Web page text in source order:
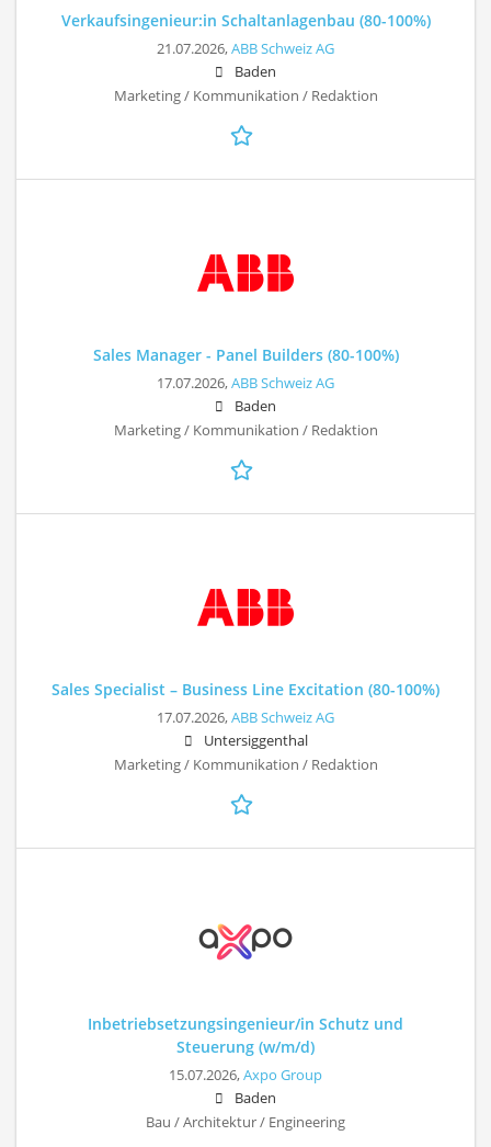
Verkaufsingenieur:in Schaltanlagenbau (80-100%)
21.07.2026,ABB Schweiz AG
Baden
Marketing / Kommunikation / Redaktion
Sales Manager - Panel Builders (80-100%)
17.07.2026,ABB Schweiz AG
Baden
Marketing / Kommunikation / Redaktion
Sales Specialist – Business Line Excitation (80-100%)
17.07.2026,ABB Schweiz AG
Untersiggenthal
Marketing / Kommunikation / Redaktion
Inbetriebsetzungsingenieur/in Schutz und
Steuerung (w/m/d)
15.07.2026,Axpo Group
Baden
Bau / Architektur / Engineering